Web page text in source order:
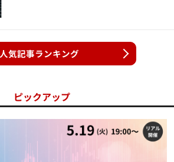
人気記事ランキング
ピックアップ